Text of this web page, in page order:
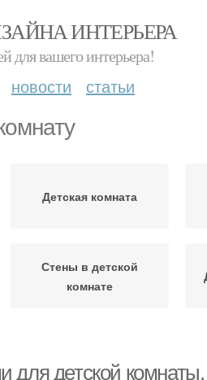
ИНТЕРЬЕРА
для вашего интерьера!
новости статьи
Детская комната
Стены в детской
комнате
для детской